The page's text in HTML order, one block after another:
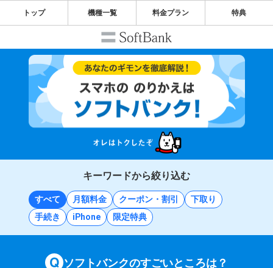
トップ 機種一覧 料金プラン 特典
キーワードから絞り込む
すべて 月額料金 クーポン・割引
下取り
手続き
iPhone 限定特典
ソフトバンクのすごいところは？